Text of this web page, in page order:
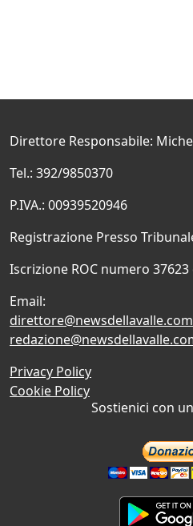
Direttore Responsabile:
Tel.: 392/9850370
P.IVA.: 00939520946
Registrazione Presso
Iscrizione ROC numero 37623
Email:
direttore@newsdellavalle.com
Privacy Policy
Cookie Policy
Sostienici con